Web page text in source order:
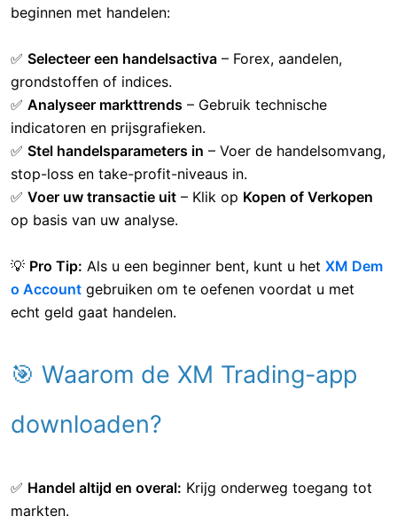
beginnen met handelen:
✅ Selecteer een handelsactiva – Forex, aandelen,
grondstoffen of indices.
✅ Analyseer markttrends – Gebruik technische
indicatoren en prijsgrafieken.
✅ Stel handelsparameters in – Voer de handelsomvang,
stop-loss en take-profit-niveaus in.
✅ Voer uw transactie uit – Klik op Kopen of Verkopen
op basis van uw analyse.
💡 Pro Tip: Als u een beginner bent, kunt u het XM Dem
o Account gebruiken om te oefenen voordat u met
echt geld gaat handelen.
🎯 Waarom de XM Trading-app
downloaden?
✅ Handel altijd en overal: Krijg onderweg toegang tot
markten.